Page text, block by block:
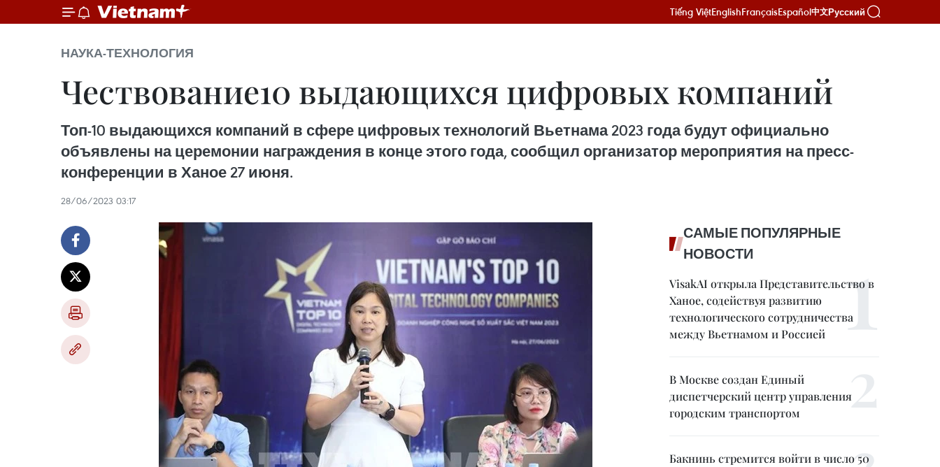
Tiếng ViệtEnglishFrançaisEspañol中文Русский
НАУКА-ТЕХНОЛОГИЯ
Чествование10 выдающихся цифровых компаний
Топ-10 выдающихся компаний в сфере цифровых технологий Вьетнама 2023 года будут официально
объявлены на церемонии награждения в конце этого года, сообщил организатор мероприятия на пресс-
конференции в Ханое 27 июня.
28/06/2023 03:17
САМЫЕ ПОПУЛЯРНЫЕ
НОВОСТИ
VisakAI открыла Представительство в
Ханое, содействуя развитию
технологического сотрудничества
между Вьетнамом и Россией
В Москве создан Единый
диспетчерский центр управления
городским транспортом
Бакнинь стремится войти в число 50